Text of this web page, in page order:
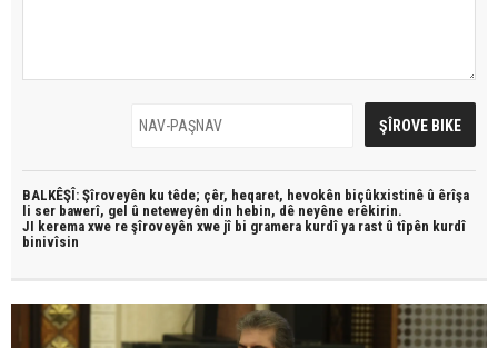
BALKÊŞÎ: Şîroveyên ku têde; çêr, heqaret, hevokên biçûkxistinê û êrîşa
li ser bawerî, gel û neteweyên din hebin, dê neyêne erêkirin.
JI kerema xwe re şîroveyên xwe jî bi gramera kurdî ya rast û tîpên kurdî
binivîsin